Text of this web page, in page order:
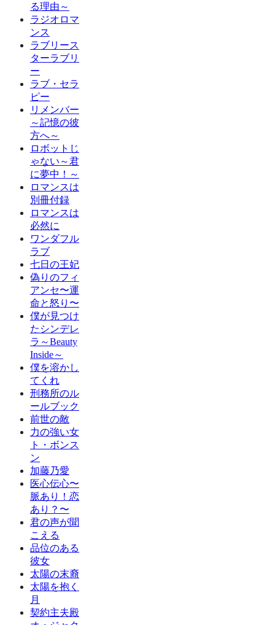
る理由～
ラジオロマ
ンス
ラブリース
ターラブリ
ー
ラブ・セラ
ピー
リメンバー
～記憶の彼
方へ～
ロボットじ
ゃない～君
に夢中！～
ロマンスは
別冊付録
ロマンスは
必然に
ワンダフル
ラブ
七日の王妃
偽りのフィ
アンセ〜運
命と怒り〜
僕が見つけ
たシンデレ
ラ～Beauty
Inside～
僕を溶かし
てくれ
刑務所のル
ールブック
前世の敵
力の強い女
ト・ボンス
ン
加藤乃愛
医心伝心〜
脈あり！恋
あり？〜
君の声が聞
こえる
品位のある
彼女
太陽の末裔
太陽を抱く
月
契約主夫殿